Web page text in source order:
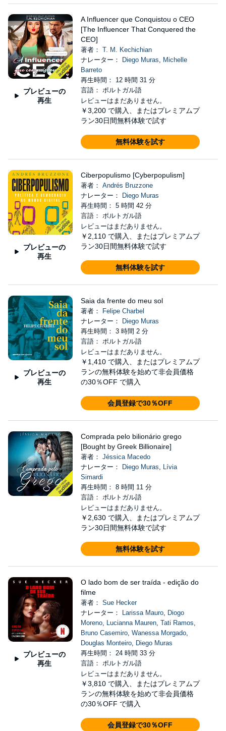
プレビューの
再生
A Influencer que Conquistou o CEO
[The Influencer That Conquered the
CEO]
著者： T. M. Kechichian
ナレーター：
Diego Muras, Michelle
Barreto
再生時間： 12 時間 31 分
言語： ポルトガル語
レビューはまだありません。
￥3,200 で購入、またはプレミアムプ
ラン30日間無料体験で試す
無料体験を試す
プレビューの
再生
Ciberpopulismo [Cyberpopulism]
著者： Andrés Bruzzone
ナレーター：
Diego Muras
再生時間： 5 時間 42 分
言語： ポルトガル語
レビューはまだありません。
￥2,110 で購入、またはプレミアムプ
ラン30日間無料体験で試す
無料体験を試す
プレビューの
再生
Saia da frente do meu sol
著者：
Felipe Charbel
ナレーター：
Diego Muras
再生時間： 3 時間 2 分
言語： ポルトガル語
レビューはまだありません。
￥1,410 で購入、またはプレミアムプ
ランの無料体験を始めて非会員価格
の30％OFF で購入
会員登録で30％OFF
Comprada pelo bilionário grego
[Bought by Greek Billionaire]
著者： Jéssica Macedo
ナレーター：
Diego Muras, Lívia
Simardi
再生時間： 8 時間 11 分
言語： ポルトガル語
レビューはまだありません。
￥2,630 で購入、またはプレミアムプ
ラン30日間無料体験で試す
無料体験を試す
プレビューの
再生
O lado bom de ser traída - edição do
filme
著者： Sue Hecker
ナレーター：
Larissa Mauro, Diogo
Moreno, Lucianna Mauren, Tati Ramos,
Bruno Casemiro, Wanessa Morgado,
Douglas Monteiro, Diego Muras
再生時間： 24 時間 33 分
言語： ポルトガル語
レビューはまだありません。
￥3,810 で購入、またはプレミアムプ
ランの無料体験を始めて非会員価格
の30％OFF で購入
会員登録で30％OFF